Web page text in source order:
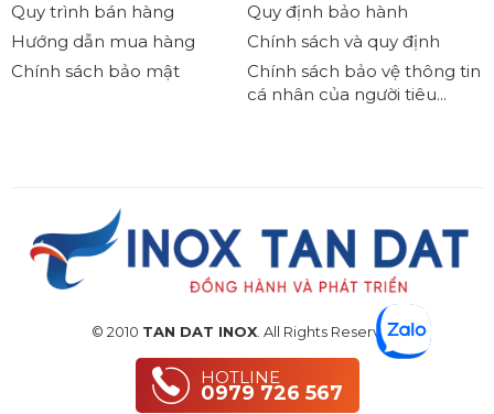
HOTLINE
0979 726 567
Quy trình bán hàng
Hướng dẫn mua hàng
Chính sách bảo mật
Quy định bảo hành
Chính sách và quy định
Chính sách bảo vệ thông tin
cá nhân của người tiêu...
© 2010 TAN DAT INOX. All Rights Reserved.